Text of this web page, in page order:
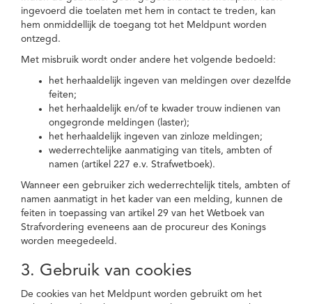
ingevoerd die toelaten met hem in contact te treden, kan
hem onmiddellijk de toegang tot het Meldpunt worden
ontzegd.
Met misbruik wordt onder andere het volgende bedoeld:
het herhaaldelijk ingeven van meldingen over dezelfde
feiten;
het herhaaldelijk en/of te kwader trouw indienen van
ongegronde meldingen (laster);
het herhaaldelijk ingeven van zinloze meldingen;
wederrechtelijke aanmatiging van titels, ambten of
namen (artikel 227 e.v. Strafwetboek).
Wanneer een gebruiker zich wederrechtelijk titels, ambten of
namen aanmatigt in het kader van een melding, kunnen de
feiten in toepassing van artikel 29 van het Wetboek van
Strafvordering eveneens aan de procureur des Konings
worden meegedeeld.
3. Gebruik van cookies
De cookies van het Meldpunt worden gebruikt om het